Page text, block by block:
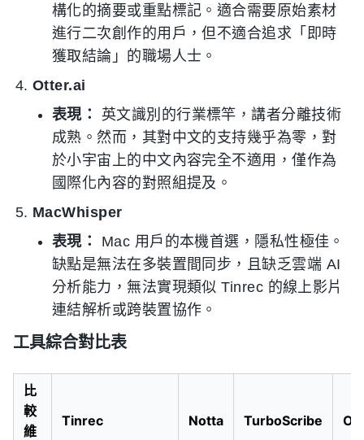
構化的摘要或重點標記。適合需要原始素材
進行二次創作的用戶，但不適合追求「即時
獲取結論」的職場人士。
Otter.ai
表現：
英文識別的行業標竿，講者分離技術
成熟。然而，其對中文的支持幾乎為零，對
於小宇宙上的中文內容完全不適用，僅作為
國際化內容的對照組提及。
MacWhisper
表現：
Mac 用戶的本機首選，隱私性極佳。
缺點是無法在多裝置間同步，且缺乏雲端 AI
分析能力，無法實現類似 Tinrec 的線上影片
連結解析或跨裝置協作。
工具綜合對比表
比
較
維
Tinrec Notta TurboScribe